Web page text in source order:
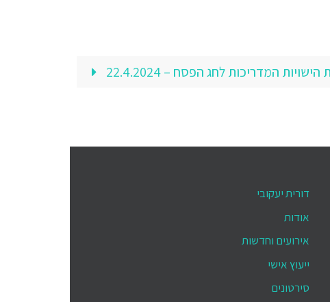
המדריכות לחג הפסח – 22.4.2024
דורית יעקובי
אודות
אירועים וחדשות
ייעוץ אישי
סירטונים